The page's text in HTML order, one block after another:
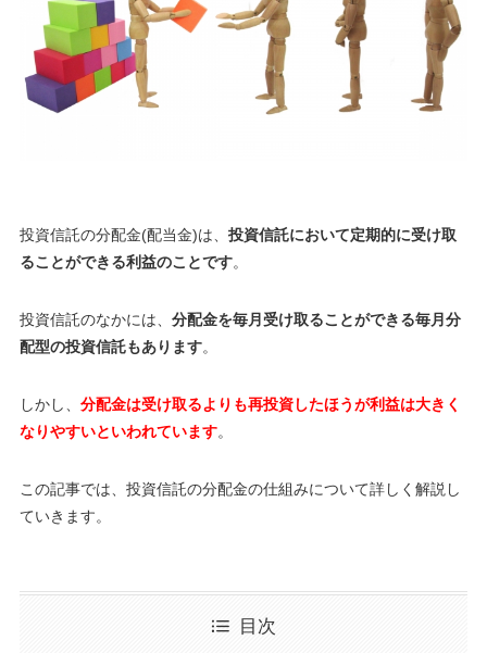
投資信託の分配金(配当金)は、 投資信託において定期的に受け取
ることができる利益のことです。
投資信託のなかには、 分配金を毎月受け取ることができる毎月分
配型の投資信託もあります。
しかし、 分配金は受け取るよりも再投資したほうが利益は大きく
なりやすいといわれています。
この記事では、投資信託の分配金の仕組みについて詳しく解説し
ていきます。
目次